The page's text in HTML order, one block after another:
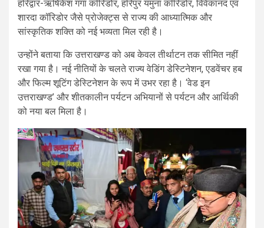
हरिद्वार-ऋषिकेश गंगा कॉरिडोर, हरिपुर यमुना कॉरिडोर, विवेकानंद एवं
शारदा कॉरिडोर जैसे प्रोजेक्ट्स से राज्य की आध्यात्मिक और
सांस्कृतिक शक्ति को नई भव्यता मिल रही है।
उन्होंने बताया कि उत्तराखण्ड को अब केवल तीर्थाटन तक सीमित नहीं
रखा गया है। नई नीतियों के चलते राज्य वेडिंग डेस्टिनेशन, एडवेंचर हब
और फिल्म शूटिंग डेस्टिनेशन के रूप में उभर रहा है। ‘वेड इन
उत्तराखण्ड’ और शीतकालीन पर्यटन अभियानों से पर्यटन और आर्थिकी
को नया बल मिला है।